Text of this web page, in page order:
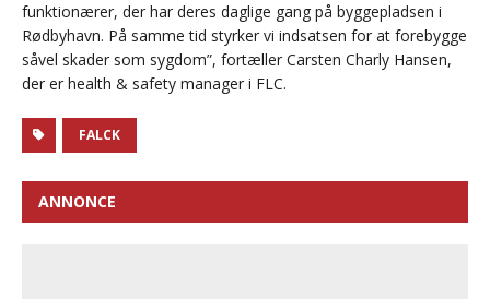
funktionærer, der har deres daglige gang på byggepladsen i
Rødbyhavn. På samme tid styrker vi indsatsen for at forebygge
såvel skader som sygdom”, fortæller Carsten Charly Hansen,
der er health & safety manager i FLC.
FALCK
ANNONCE